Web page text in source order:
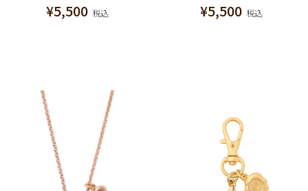
¥5,500 税込 ¥5,500 税込